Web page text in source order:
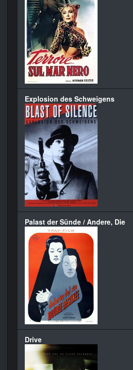
Explosion des Schweigens
Palast der Sünde / Andere, Die
Drive